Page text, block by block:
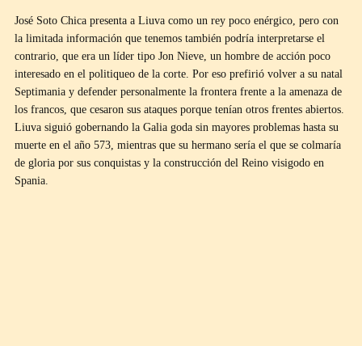
José Soto Chica presenta a Liuva como un rey poco enérgico, pero con
la limitada información que tenemos también podría interpretarse el
contrario, que era un líder tipo Jon Nieve, un hombre de acción poco
interesado en el politiqueo de la corte. Por eso prefirió volver a su natal
Septimania y defender personalmente la frontera frente a la amenaza de
los francos, que cesaron sus ataques porque tenían otros frentes abiertos.
Liuva siguió gobernando la Galia goda sin mayores problemas hasta su
muerte en el año 573, mientras que su hermano sería el que se colmaría
de gloria por sus conquistas y la construcción del Reino visigodo en
Spania.